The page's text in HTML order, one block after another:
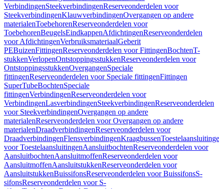
VerbindingenSteekverbindingenReserveonderdelen voor
SteekverbindingenKlauwverbindingenOvergangen op andere
materialenToebehorenReserveonderdelen voor
ToebehorenBeugelsEindkappenAfdichtingenReserveonderdelen
voor AfdichtingenVerbruiksmateriaalGeberit
PEBuizenFittingenReserveonderdelen voor FittingenBochtenT-
stukkenVerlopenOntstoppingsstukkenReserveonderdelen voor
OntstoppingsstukkenOvergangenSpeciale
fittingenReserveonderdelen voor Speciale fittingenFittingen
SuperTubeBochtenSpeciale
fittingenVerbindingenReserveonderdelen voor
VerbindingenLasverbindingenSteekverbindingenReserveonderdelen
voor SteekverbindingenOvergangen op andere
materialenReserveonderdelen voor Overgangen op andere
materialenDraadverbindingenReserveonderdelen voor
DraadverbindingenFlensverbindingenKraagbussen
voor ToestelaansluitingenAansluitbochtenReserveonderdelen voor
AansluitbochtenAansluitmoffenReserveonderdelen voor
AansluitmoffenAansluitstukkenReserveonderdelen voor
AansluitstukkenBuissifonsReserveonderdelen voor BuissifonsS-
sifonsReserveonderdelen voor S-